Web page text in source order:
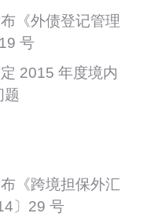
《外债登记管理
号
2015 年度境内
题
《跨境担保外汇
〕29 号